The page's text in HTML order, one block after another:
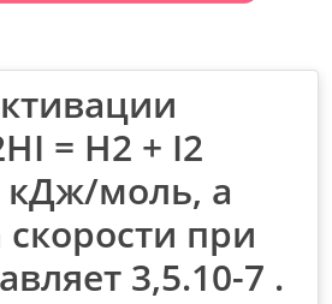
= H2 + I2
кДж/моль, а
скорости при
3,5.10-7 .